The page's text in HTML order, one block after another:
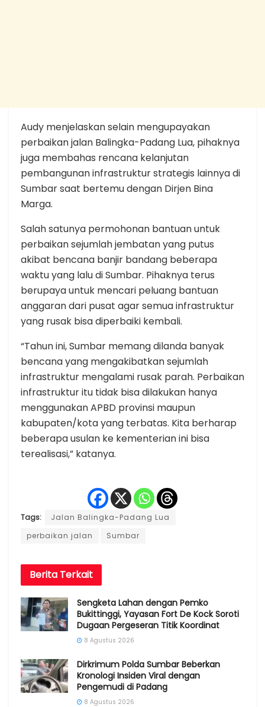
Audy menjelaskan selain mengupayakan
perbaikan jalan Balingka-Padang Lua, pihaknya
juga membahas rencana kelanjutan
pembangunan infrastruktur strategis lainnya di
Sumbar saat bertemu dengan Dirjen Bina
Marga.
Salah satunya permohonan bantuan untuk
perbaikan sejumlah jembatan yang putus
akibat bencana banjir bandang beberapa
waktu yang lalu di Sumbar. Pihaknya terus
berupaya untuk mencari peluang bantuan
anggaran dari pusat agar semua infrastruktur
yang rusak bisa diperbaiki kembali.
“Tahun ini, Sumbar memang dilanda banyak
bencana yang mengakibatkan sejumlah
infrastruktur mengalami rusak parah. Perbaikan
infrastruktur itu tidak bisa dilakukan hanya
menggunakan APBD provinsi maupun
kabupaten/kota yang terbatas. Kita berharap
beberapa usulan ke kementerian ini bisa
terealisasi,” katanya.
Tags:
Jalan Balingka-Padang Lua
perbaikan jalan
Sumbar
Berita Terkait
Sengketa Lahan dengan Pemko
Bukittinggi, Yayasan Fort De Kock Soroti
Dugaan Pergeseran Titik Koordinat
8 Agustus 2026
Dirkrimum Polda Sumbar Beberkan
Kronologi Insiden Viral dengan
Pengemudi di Padang
8 Agustus 2026